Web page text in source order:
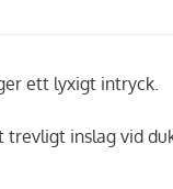
ett lyxigt intryck.
inslag vid